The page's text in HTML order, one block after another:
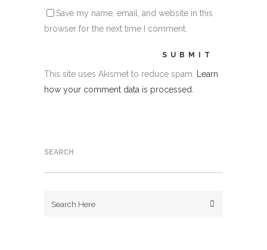
Save my name, email, and website in this
browser for the next time I comment.
This site uses Akismet to reduce spam.
Learn
how your comment data is processed.
SEARCH